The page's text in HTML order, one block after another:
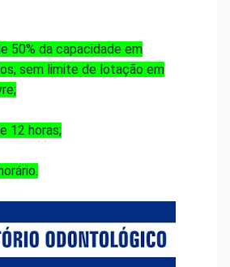
50% da capacidade em
sem limite de lotação em
12 horas;